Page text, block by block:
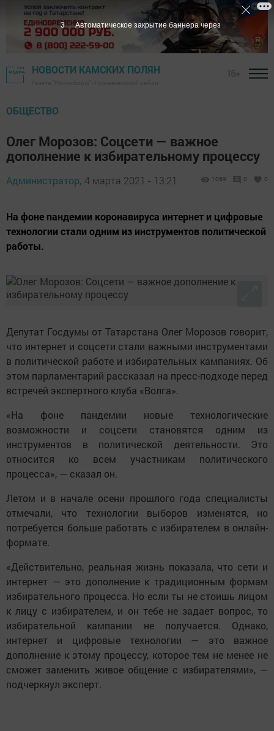
НОВОСТИ КАМСКИХ ПОЛЯН
ОБЩЕСТВО
Олег Морозов: Соцсети — важное
дополнение к избирательному процессу
Администратор, 4 марта 2021 - 13:21 1069 0 0
На фоне пандемии коронавируса интернет и цифровые
технологии стали одним из инструментов политической
работы.
Депутат Госдумы от Татарстана Олег Морозов говорит,
что интернет и соцсети стали важными инструментами
в политической работе и избирательных кампаниях. Об
этом парламентарий рассказал на пресс-подходе перед
встречей экспертного клуба «Волга».
«На фоне пандемии новые технологические
возможности и соцсети становятся одним из
инструментов в политической деятельности. Это
относится ко всем участникам политического
процесса», — сказал он.
Летом и в начале осени прошлого года специалисты
отмечали, что технологии выборов изменятся, но
потребуется больше работать с избирателем в онлайн-
формате.
«Действительно, реальная жизнь показала, что сети и
интернет — это дополнение к традиционным формам
избирательного процесса. Но если ты не стоишь лицом
к лицу с избирателем, и он тебе не задает вопрос, то
избирательной кампании не получается. Однако,
интернет и цифровые технологии — это важное
дополнение к этому процессу, которое тем не менее не
сможет заменить живое общение с избирателями», —
подчеркнул эксперт.
2 Автоматическое закрытие баннера через